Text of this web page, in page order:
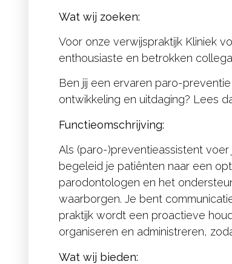
Wat wij zoeken:
Voor onze verwijspraktijk Kliniek
enthousiaste en betrokken
Ben jij een ervaren paro-
ontwikkeling en uitdaging? Lees
Functieomschrijving:
Als (paro-)preventieassistent
begeleid je patiënten naar een
parodontologen en het
waarborgen. Je bent
praktijk wordt een proactieve
organiseren en administreren,
Wat wij bieden: